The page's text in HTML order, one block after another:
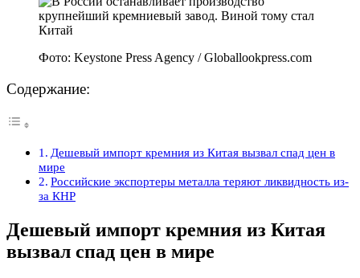
Фото: Keystone Press Agency / Globallookpress.com
Содержание:
Дешевый импорт кремния из Китая вызвал спад цен в
мире
Российские экспортеры металла теряют ликвидность из-
за КНР
Дешевый импорт кремния из Китая
вызвал спад цен в мире